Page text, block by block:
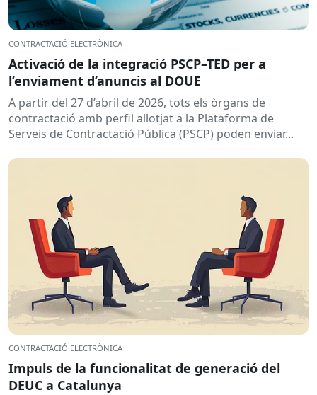
CONTRACTACIÓ ELECTRÒNICA
Activació de la integració PSCP–TED per a
l’enviament d’anuncis al DOUE
A partir del 27 d’abril de 2026, tots els òrgans de
contractació amb perfil allotjat a la Plataforma de
Serveis de Contractació Pública (PSCP) poden enviar...
CONTRACTACIÓ ELECTRÒNICA
Impuls de la funcionalitat de generació del
DEUC a Catalunya